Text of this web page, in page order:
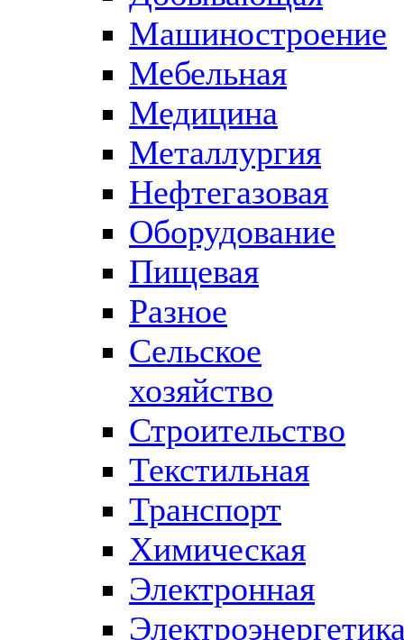
Машиностроение
Мебельная
Медицина
Металлургия
Нефтегазовая
Оборудование
Пищевая
Разное
Сельское
хозяйство
Строительство
Текстильная
Транспорт
Химическая
Электронная